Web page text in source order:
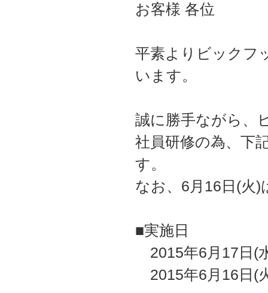
お客様 各位
平素よりビックフ
います。
誠に勝手ながら、
社員研修の為、下
す。
なお、6月16日(火
■実施日
2015年6月17日(
2015年6月16日(